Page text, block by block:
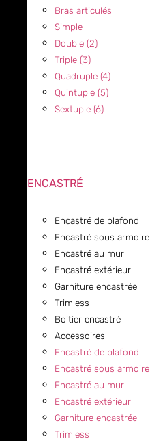
Bras articulés
Simple
Double (2)
Triple (3)
Quadruple (4)
Quintuple (5)
Sextuple (6)
ENCASTRÉ
Encastré de plafond
Encastré sous armoire
Encastré au mur
Encastré extérieur
Garniture encastrée
Trimless
Boitier encastré
Accessoires
Encastré de plafond
Encastré sous armoire
Encastré au mur
Encastré extérieur
Garniture encastrée
Trimless